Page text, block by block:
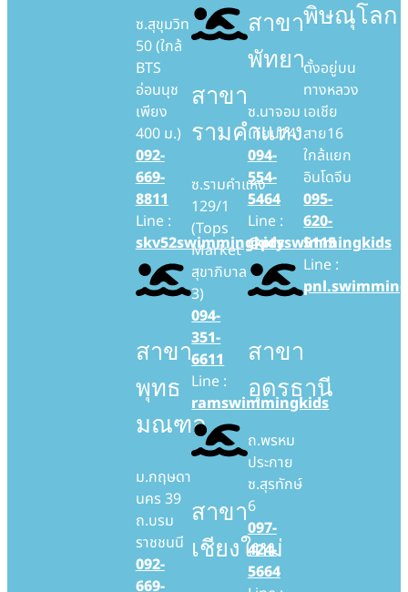
ซ.สุขุมวิท
50 (ใกล้
BTS
อ่อนนุช
เพียง
400 ม.)
092-
669-
8811
Line :
skv52swimmingkids
สาขา
พุทธ
มณฑล
ม.กฤษดา
นคร 39
ถ.บรม
ราชชนนี
092-
669-
สาขา
รามคำแหง
ซ.รามคำแหง
129/1
(Tops
Market
สุขาภิบาล
3)
094-
351-
6611
Line :
ramswimmingkids
สาขา
เชียงใหม่
สาขา
พัทยา
ซ.นาจอม
เทียน14
094-
554-
5464
Line :
@ptyswimmingkids
สาขา
อุดรธานี
ถ.พรหม
ประกาย
ซ.สุรทักษ์
6
097-
424-
5664
พิษณุโลก
ตั้งอยู่บน
ทางหลวง
เอเชีย
สาย16
ใกล้แยก
อินโดจีน
095-
620-
5115
Line :